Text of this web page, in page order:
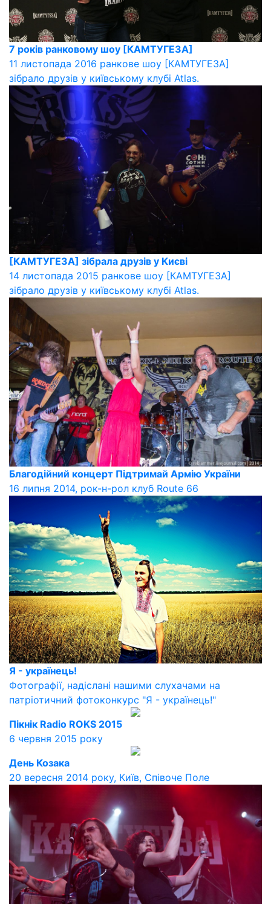
7 років ранковому шоу [КАМТУГЕЗА]
11 листопада 2016 ранкове шоу [КАМТУГЕЗА]
зібрало друзів у київському клубі Atlas.
[КАМТУГЕЗА] зібрала друзів у Києві
14 листопада 2015 ранкове шоу [КАМТУГЕЗА]
зібрало друзів у київському клубі Atlas.
Благодійний концерт Підтримай Армію України
16 липня 2014, рок-н-рол клуб Route 66
Я - українець!
Фотографії, надіслані нашими слухачами на
патріотичний фотоконкурс "Я - українець!"
Пікнік Radio ROKS 2015
6 червня 2015 року
День Козака
20 вересня 2014 року, Київ, Співоче Поле